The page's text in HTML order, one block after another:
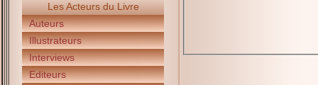
Les Acteurs du Livre
Auteurs
Illustrateurs
Interviews
Editeurs